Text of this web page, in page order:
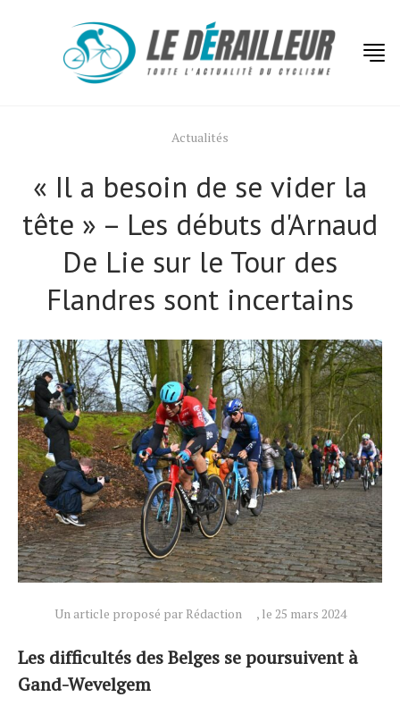
Actualités
« Il a besoin de se vider la
tête » – Les débuts d'Arnaud
De Lie sur le Tour des
Flandres sont incertains
Un article proposé par Rédaction , le 25 mars 2024
Les difficultés des Belges se poursuivent à
Gand-Wevelgem